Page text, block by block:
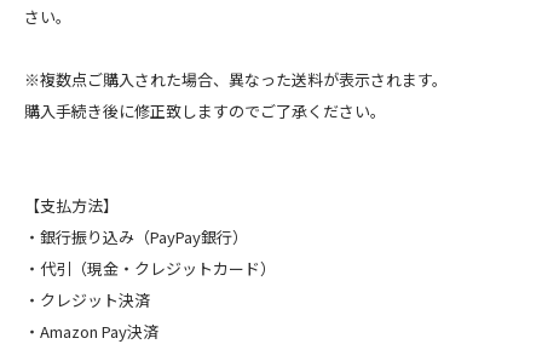
さい。
※複数点ご購入された場合、異なった送料が表示されます。
購入手続き後に修正致しますのでご了承ください。
【支払方法】
・銀行振り込み（PayPay銀行）
・代引（現金・クレジットカード）
・クレジット決済
・Amazon Pay決済